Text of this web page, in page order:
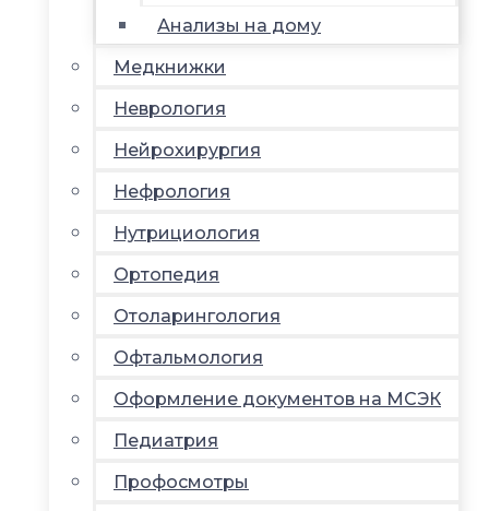
Анализы на дому
Медкнижки
Неврология
Нейрохирургия
Нефрология
Нутрициология
Ортопедия
Отоларингология
Офтальмология
Оформление документов на МСЭК
Педиатрия
Профосмотры